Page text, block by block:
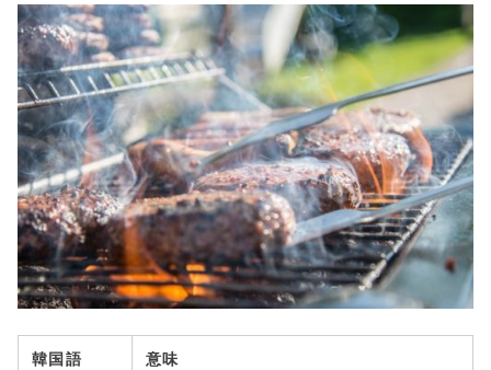
韓国語 意味